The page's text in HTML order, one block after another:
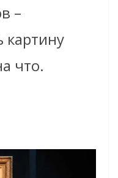
–
картину
что.